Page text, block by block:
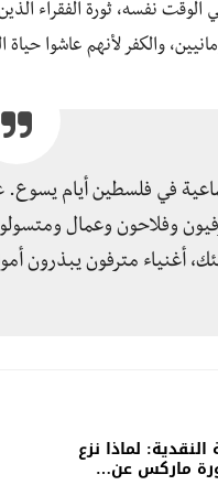
نفسه، ثورة الفقراء
والكفر لأنهم عاشوا
في فلسطين أيام
وفلاحون وعمال
أغنياء مترفون يبذرون
لماذا نزع
ماركس عن…